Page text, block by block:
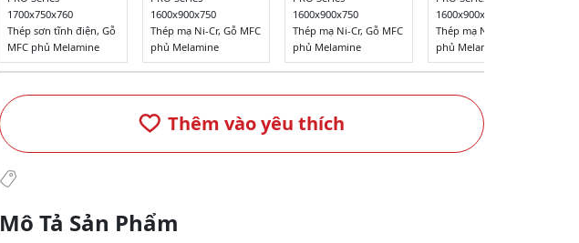
1700x750x760
Thép sơn tĩnh điện, Gỗ
MFC phủ Melamine
1600x900x750
Thép mạ Ni-Cr, Gỗ MFC
phủ Melamine
1600x900x750
Thép mạ Ni-Cr, Gỗ MFC
phủ Melamine
1600x900x750
Thép mạ Ni-Cr, Gỗ MFC
phủ Melamine
Thêm vào yêu thích
Mô Tả Sản Phẩm